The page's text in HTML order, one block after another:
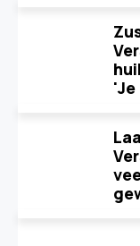
'Je